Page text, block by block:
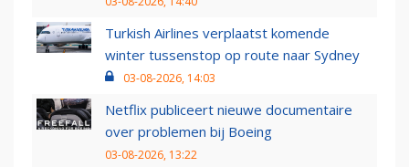
Turkish Airlines verplaatst komende
winter tussenstop op route naar Sydney
03-08-2026, 14:03
Netflix publiceert nieuwe documentaire
over problemen bij Boeing
03-08-2026, 13:22